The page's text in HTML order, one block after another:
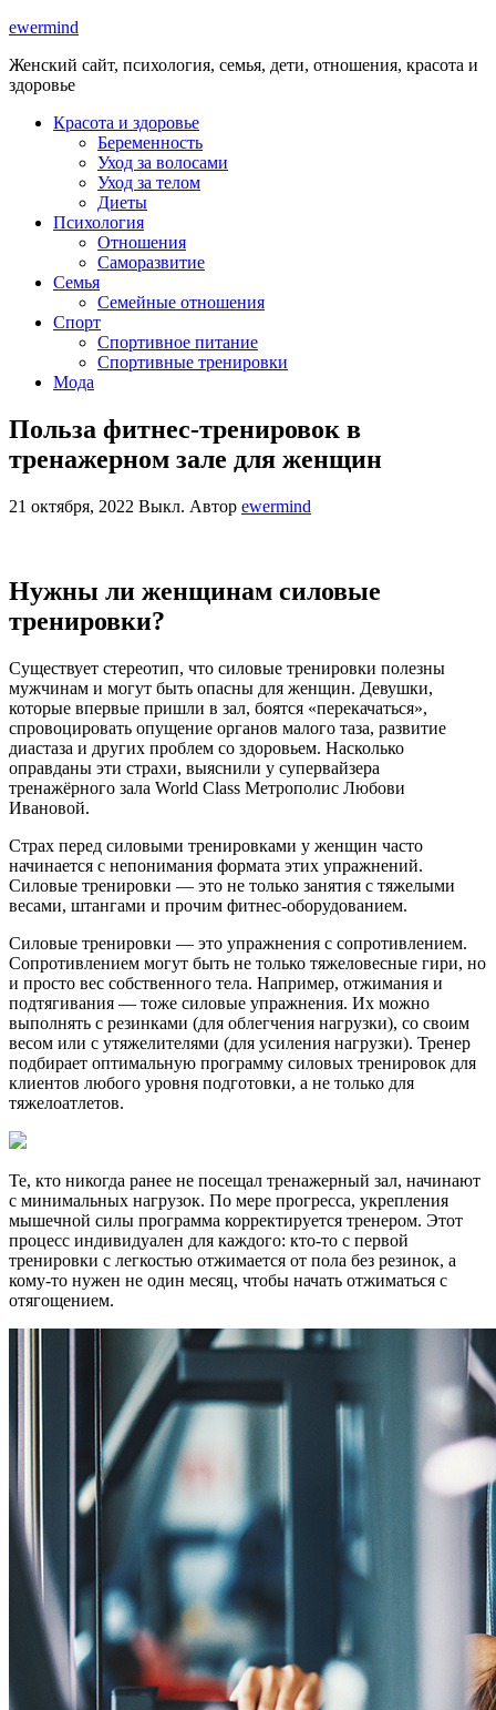
ewermind
Женский сайт, психология, семья, дети, отношения, красота и
здоровье
Красота и здоровье
Беременность
Уход за волосами
Уход за телом
Диеты
Психология
Отношения
Саморазвитие
Семья
Семейные отношения
Спорт
Спортивное питание
Спортивные тренировки
Мода
Польза фитнес-тренировок в
тренажерном зале для женщин
21 октября, 2022 Выкл. Автор ewermind
Нужны ли женщинам силовые
тренировки?
Существует стереотип, что силовые тренировки полезны
мужчинам и могут быть опасны для женщин. Девушки,
которые впервые пришли в зал, боятся «перекачаться»,
спровоцировать опущение органов малого таза, развитие
диастаза и других проблем со здоровьем. Насколько
оправданы эти страхи, выяснили у супервайзера
тренажёрного зала World Class Метрополис Любови
Ивановой.
Страх перед силовыми тренировками у женщин часто
начинается с непонимания формата этих упражнений.
Силовые тренировки — это не только занятия с тяжелыми
весами, штангами и прочим фитнес-оборудованием.
Силовые тренировки — это упражнения с сопротивлением.
Сопротивлением могут быть не только тяжеловесные гири, но
и просто вес собственного тела. Например, отжимания и
подтягивания — тоже силовые упражнения. Их можно
выполнять с резинками (для облегчения нагрузки), со своим
весом или с утяжелителями (для усиления нагрузки). Тренер
подбирает оптимальную программу силовых тренировок для
клиентов любого уровня подготовки, а не только для
тяжелоатлетов.
Те, кто никогда ранее не посещал тренажерный зал, начинают
с минимальных нагрузок. По мере прогресса, укрепления
мышечной силы программа корректируется тренером. Этот
процесс индивидуален для каждого: кто-то с первой
тренировки с легкостью отжимается от пола без резинок, а
кому-то нужен не один месяц, чтобы начать отжиматься с
отягощением.